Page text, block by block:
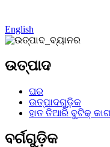
English
ଉତ୍ପାଦ
ଘର
ଉତ୍ପାଦଗୁଡ଼ିକ
ହାତ ତିଆରି ବୁଟିକ୍
ବର୍ଗଗୁଡ଼ିକ